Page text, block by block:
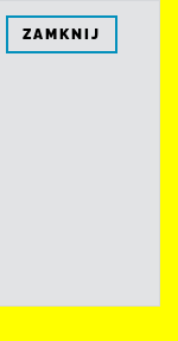
ZAMKNIJ